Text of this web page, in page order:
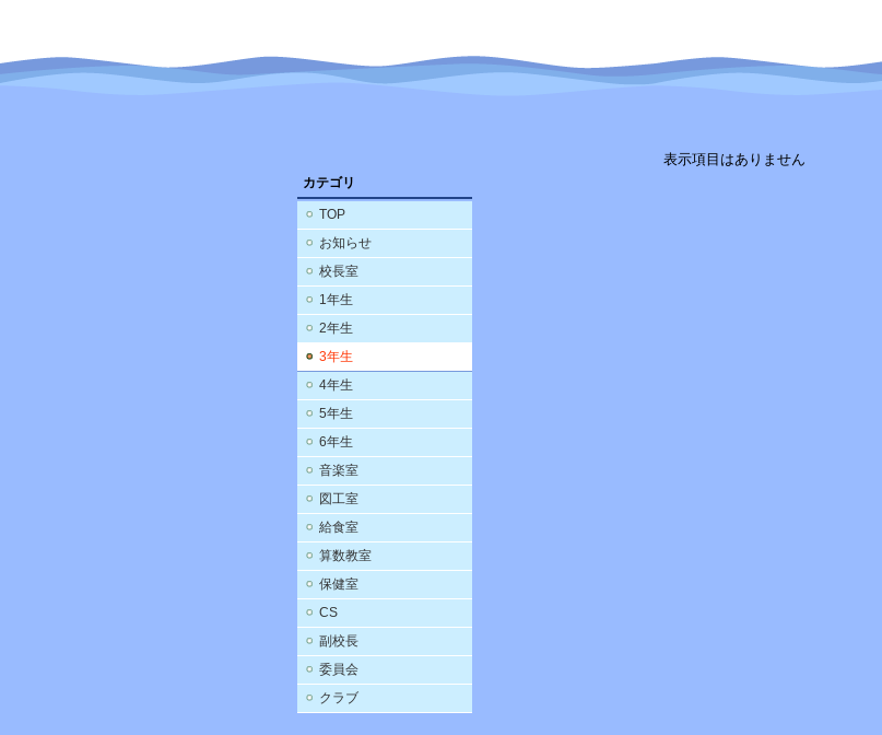
カテゴリ
TOP
お知らせ
校長室
1年生
2年生
3年生
4年生
5年生
6年生
音楽室
図工室
給食室
算数教室
保健室
CS
副校長
委員会
クラブ
表示項目はありません